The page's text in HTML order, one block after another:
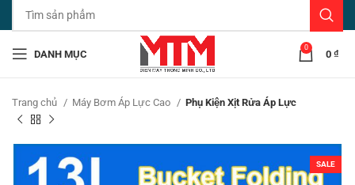
DANH MỤC
0
0 ₫
Trang chủ Máy Bơm Áp Lực Cao Phụ Kiện Xịt Rửa Áp Lực
SALE